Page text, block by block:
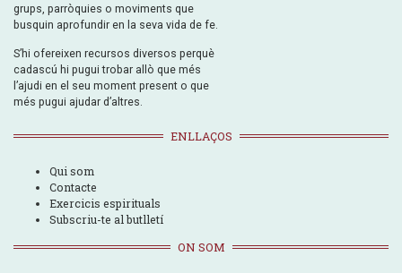
grups, parròquies o moviments que
busquin aprofundir en la seva vida de fe.
S’hi ofereixen recursos diversos perquè
cadascú hi pugui trobar allò que més
l’ajudi en el seu moment present o que
més pugui ajudar d’altres.
ENLLAÇOS
Qui som
Contacte
Exercicis espirituals
Subscriu-te al butlletí
ON SOM